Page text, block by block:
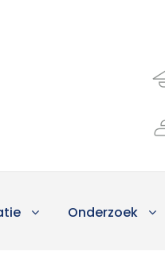
Onderzoek